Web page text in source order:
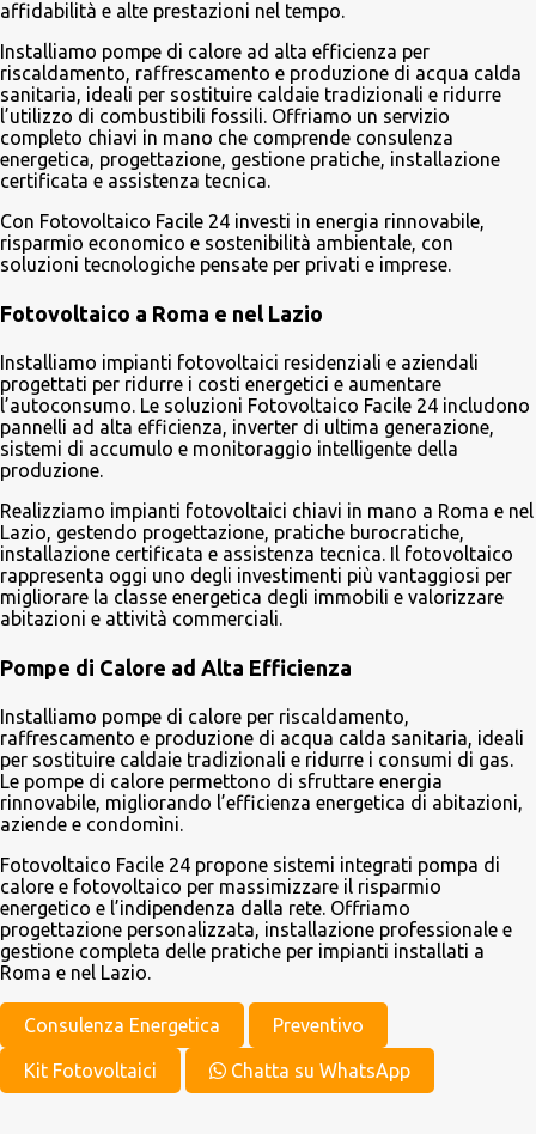
affidabilità e alte prestazioni nel tempo.
Installiamo pompe di calore ad alta efficienza per
riscaldamento, raffrescamento e produzione di acqua calda
sanitaria, ideali per sostituire caldaie tradizionali e ridurre
l’utilizzo di combustibili fossili. Offriamo un servizio
completo chiavi in mano che comprende consulenza
energetica, progettazione, gestione pratiche, installazione
certificata e assistenza tecnica.
Con Fotovoltaico Facile 24 investi in energia rinnovabile,
risparmio economico e sostenibilità ambientale, con
soluzioni tecnologiche pensate per privati e imprese.
Fotovoltaico a Roma e nel Lazio
Installiamo impianti fotovoltaici residenziali e aziendali
progettati per ridurre i costi energetici e aumentare
l’autoconsumo. Le soluzioni Fotovoltaico Facile 24 includono
pannelli ad alta efficienza, inverter di ultima generazione,
sistemi di accumulo e monitoraggio intelligente della
produzione.
Realizziamo impianti fotovoltaici chiavi in mano a Roma e nel
Lazio, gestendo progettazione, pratiche burocratiche,
installazione certificata e assistenza tecnica. Il fotovoltaico
rappresenta oggi uno degli investimenti più vantaggiosi per
migliorare la classe energetica degli immobili e valorizzare
abitazioni e attività commerciali.
Pompe di Calore ad Alta Efficienza
Installiamo pompe di calore per riscaldamento,
raffrescamento e produzione di acqua calda sanitaria, ideali
per sostituire caldaie tradizionali e ridurre i consumi di gas.
Le pompe di calore permettono di sfruttare energia
rinnovabile, migliorando l’efficienza energetica di abitazioni,
aziende e condomìni.
Fotovoltaico Facile 24 propone sistemi integrati pompa di
calore e fotovoltaico per massimizzare il risparmio
energetico e l’indipendenza dalla rete. Offriamo
progettazione personalizzata, installazione professionale e
gestione completa delle pratiche per impianti installati a
Roma e nel Lazio.
Consulenza Energetica Preventivo
Kit Fotovoltaici Chatta su WhatsApp